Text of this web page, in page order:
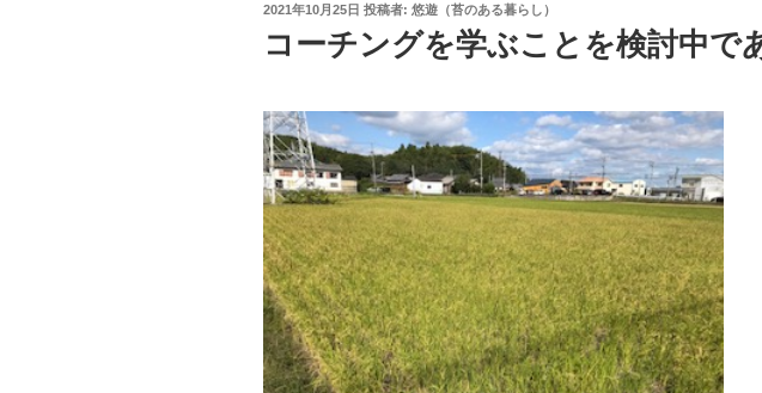
投
2021年10月25日 投稿者: 悠遊（苔のある暮らし）
コーチングを学ぶことを検討中で